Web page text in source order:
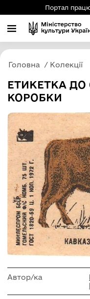
Портал
Головна Колекції
ЕТИКЕТКА ДО
КОРОБКИ
Автор/ка